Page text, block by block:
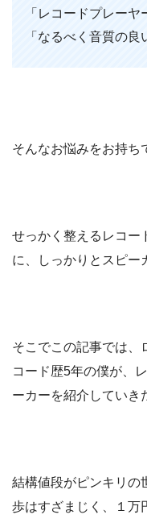
「レコードプレーヤ
「なるべく音質の良
そんなお悩みをお持ち
せっかく整えるレコー
に、しっかりとスピー
そこでこの記事では、
コード歴5年の僕が、
ーカーを紹介していき
結構値段がピンキリの
歩はすざまじく、１万